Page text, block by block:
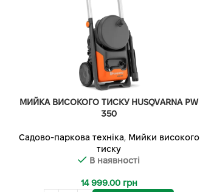
МИЙКА ВИСОКОГО ТИСКУ HUSQVARNA PW
350
Садово-паркова техніка, Мийки високого
тиску
В наявності
14 999.00 грн